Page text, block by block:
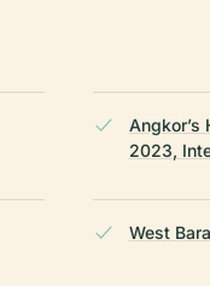
Angkor’s
2023,
West